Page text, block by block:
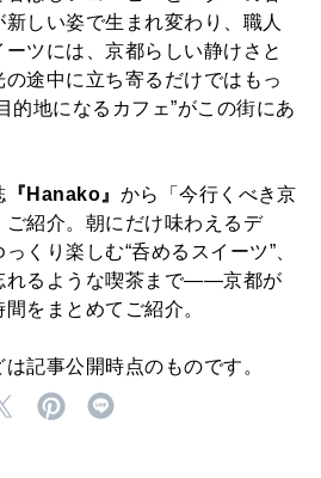
しい姿で生まれ変わり、職人
ツには、京都らしい静けさと
途中に立ち寄るだけではもっ
的地になるカフェ”がこの街にあ
『Hanako』 から「今行くべき京
紹介。朝にだけ味わえるデ
くり楽しむ“呑めるスイーツ”、
れるような喫茶まで——京都が
をまとめてご紹介。
記事公開時点のものです。